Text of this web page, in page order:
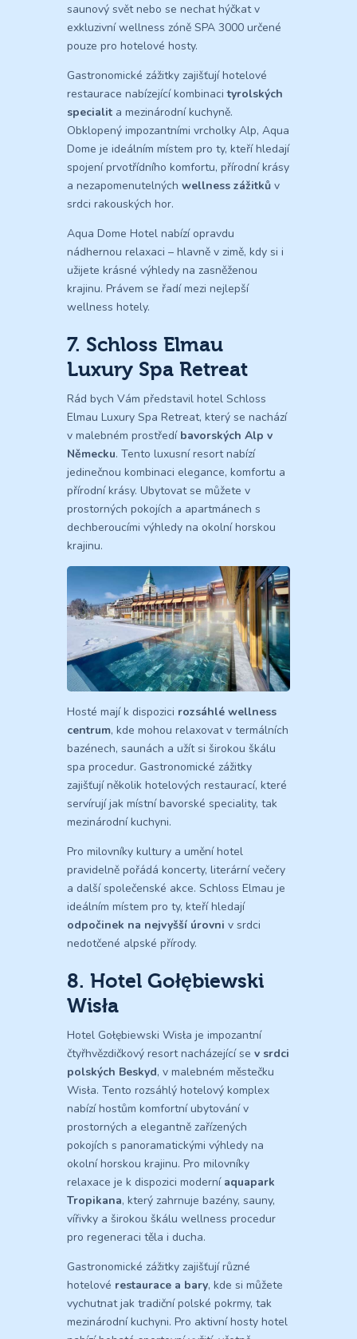
saunový svět nebo se nechat hýčkat v
exkluzivní wellness zóně SPA 3000 určené
pouze pro hotelové hosty.
Gastronomické zážitky zajišťují hotelové
restaurace nabízející kombinacityrolských
specialit a mezinárodní kuchyně.
Obklopený impozantními vrcholky Alp, Aqua
Dome je ideálním místem pro ty, kteří hledají
spojení prvotřídního komfortu, přírodní krásy
a nezapomenutelných wellness zážitků v
srdci rakouských hor.
Aqua Dome Hotel nabízí opravdu
nádhernou relaxaci – hlavně v zimě, kdy si i
užijete krásné výhledy na zasněženou
krajinu. Právem se řadí mezi nejlepší
wellness hotely.
7. Schloss Elmau
Luxury Spa Retreat
Rád bych Vám představil hotel Schloss
Elmau Luxury Spa Retreat, který se nachází
v malebném prostředí bavorských Alp v
Německu. Tento luxusní resort nabízí
jedinečnou kombinaci elegance, komfortu a
přírodní krásy. Ubytovat se můžete v
prostorných pokojích a apartmánech s
dechberoucími výhledy na okolní horskou
krajinu.
Hosté mají k dispozici rozsáhlé wellness
centrum, kde mohou relaxovat v termálních
bazénech, saunách a užít si širokou škálu
spa procedur. Gastronomické zážitky
zajišťují několik hotelových restaurací, které
servírují jak místní bavorské speciality, tak
mezinárodní kuchyni.
Pro milovníky kultury a umění hotel
pravidelně pořádá koncerty, literární večery
a další společenské akce. Schloss Elmau je
ideálním místem pro ty, kteří hledají
odpočinek na nejvyšší úrovni v srdci
nedotčené alpské přírody.
8. Hotel Gołębiewski
Wisła
Hotel Gołębiewski Wisła je impozantní
čtyřhvězdičkový resort nacházející se v srdci
polských Beskyd, v malebném městečku
Wisła. Tento rozsáhlý hotelový komplex
nabízí hostům komfortní ubytování v
prostorných a elegantně zařízených
pokojích s panoramatickými výhledy na
okolní horskou krajinu. Pro milovníky
relaxace je k dispozici moderní aquapark
Tropikana, který zahrnuje bazény, sauny,
vířivky a širokou škálu wellness procedur
pro regeneraci těla i ducha.
Gastronomické zážitky zajišťují různé
hotelové restaurace a bary, kde si můžete
vychutnat jak tradiční polské pokrmy, tak
mezinárodní kuchyni. Pro aktivní hosty hotel